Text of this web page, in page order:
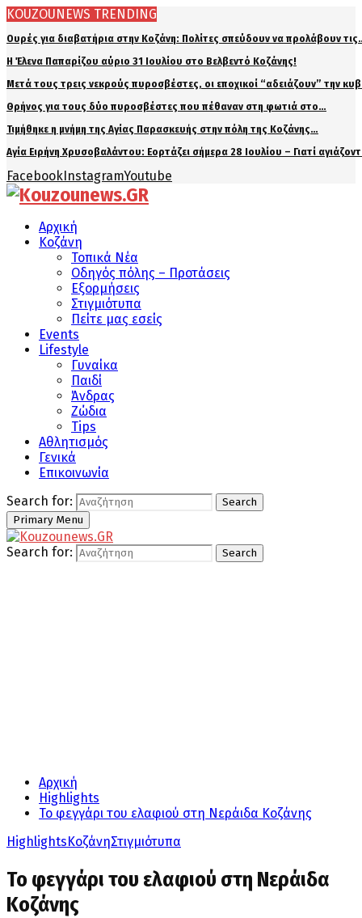
KOUZOUNEWS TRENDING
Ουρές για διαβατήρια στην Κοζάνη: Πολίτες σπεύδουν να προλάβουν
Η Έλενα Παπαρίζου αύριο 31 Ιουλίου στο Βελβεντό Κοζάνης!
Μετά τους τρεις νεκρούς πυροσβέστες, οι εποχικοί “αδειάζουν” την
Θρήνος για τους δύο πυροσβέστες που πέθαναν στη φωτιά στο…
Τιμήθηκε η μνήμη της Αγίας Παρασκευής στην πόλη της Κοζάνης…
Αγία Ειρήνη Χρυσοβαλάντου: Εορτάζει σήμερα 28 Ιουλίου – Γιατί
FacebookInstagramYoutube
Αρχική
Κοζάνη
Τοπικά Νέα
Οδηγός πόλης – Προτάσεις
Εξορμήσεις
Στιγμιότυπα
Πείτε μας εσείς
Events
Lifestyle
Γυναίκα
Παιδί
Άνδρας
Ζώδια
Tips
Αθλητισμός
Γενικά
Επικοινωνία
Search for:
Search
Primary Menu
Search for: Search
Αρχική
Highlights
Το φεγγάρι του ελαφιού στη Νεράιδα Κοζάνης
HighlightsΚοζάνηΣτιγμιότυπα
Το φεγγάρι του ελαφιού στη Νεράιδα
Κοζάνης